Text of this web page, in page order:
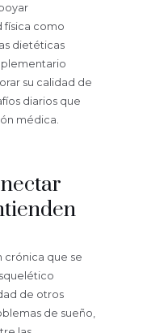
física como
dietéticas
su calidad de
diarios que
médica.
crónica que se
de otros
de sueño,